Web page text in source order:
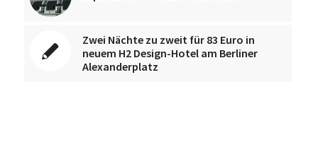
Zwei Nächte zu zweit für 83 Euro in
neuem H2 Design-Hotel am Berliner
Alexanderplatz